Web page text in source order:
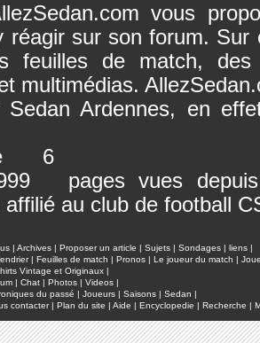
vous
réagir sur son forum.
feuilles de match, des
multimédias.
Sedan Ardennes, en
pages vues
affilié au club de football
| Archives | Proposer un article | Sujets | Sondages | liens |
| Feuilles de match | Pronos | Le joueur du match |
Vintage et Originaux |
| Chat | Photos | Videos |
du passé | Joueurs | Saisons | Sedan |
contacter| Plan du site | Aide | Encyclopedie | Recherche |